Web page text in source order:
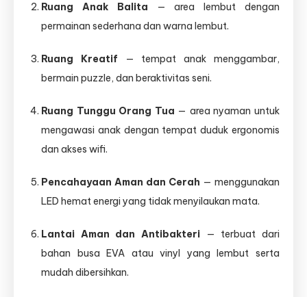
Ruang Anak Balita — area lembut dengan
permainan sederhana dan warna lembut.
Ruang Kreatif — tempat anak menggambar,
bermain puzzle, dan beraktivitas seni.
Ruang Tunggu Orang Tua — area nyaman untuk
mengawasi anak dengan tempat duduk ergonomis
dan akses wifi.
Pencahayaan Aman dan Cerah — menggunakan
LED hemat energi yang tidak menyilaukan mata.
Lantai Aman dan Antibakteri — terbuat dari
bahan busa EVA atau vinyl yang lembut serta
mudah dibersihkan.